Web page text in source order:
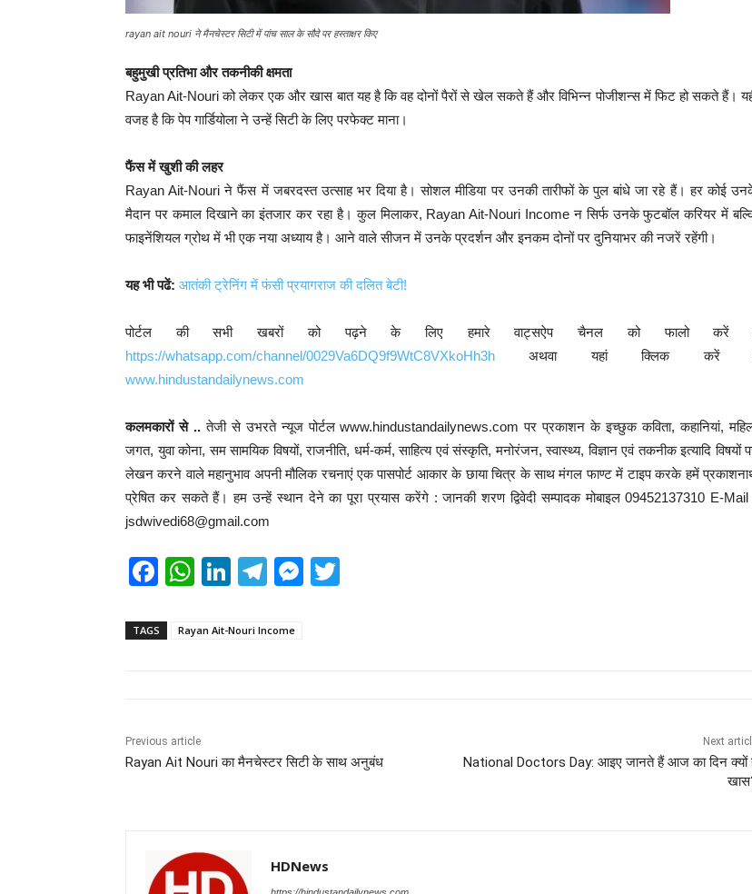
rayan ait nouri ने मैनचेस्टर सिटी में पांच साल के सौदे पर हस्ताक्षर किए
बहुमुखी प्रतिभा और तकनीकी क्षमता
Rayan Ait-Nouri को लेकर एक और खास बात यह है कि वह दोनों पैरों से खेल सकते हैं और विभिन्न पोजीशन्स में फिट हो सकते हैं।
वजह है कि पेप गार्डियोला ने उन्हें सिटी के लिए परफेक्ट माना।
फैंस में खुशी की लहर
Rayan Ait-Nouri ने फैंस में जबरदस्त उत्साह भर दिया है। सोशल मीडिया पर उनकी तारीफों के पुल बांधे जा रहे हैं। हर कोई
मैदान पर कमाल दिखाने का इंतजार कर रहा है। कुल मिलाकर, Rayan Ait-Nouri Income न सिर्फ उनके फुटबॉल करियर में
फाइनेंशियल ग्रोथ में भी एक नया अध्याय है। आने वाले सीजन में उनके प्रदर्शन और इनकम दोनों पर दुनियाभर की नजरें रहेंगी।
यह भी पढें: आतंकी ट्रेनिंग में फंसी प्रयागराज की दलित बेटी!
पोर्टल की सभी खबरों को पढ़ने के लिए हमारे वाट्सऐप चैनल को फालो करें
https://whatsapp.com/channel/0029Va6DQ9f9WtC8VXkoHh3h अथवा यहां क्लिक करें
www.hindustandailynews.com
कलमकारों से ..तेजी से उभरते न्यूज पोर्टल www.hindustandailynews.com पर प्रकाशन के इच्छुक कविता, कहानियां,
जगत, युवा कोना, सम सामयिक विषयों, राजनीति, धर्म-कर्म, साहित्य एवं संस्कृति, मनोरंजन, स्वास्थ्य, विज्ञान एवं तकनीक इत्यादि विषयों
लेखन करने वाले महानुभाव अपनी मौलिक रचनाएं एक पासपोर्ट आकार के छाया चित्र के साथ मंगल फाण्ट में टाइप करके हमें
प्रेषित कर सकते हैं। हम उन्हें स्थान देने का पूरा प्रयास करेंगे : जानकी शरण द्विवेदी सम्पादक मोबाइल 09452137310 E-Mail
jsdwivedi68@gmail.com
F
c
o
k
W
at
p
Li
k
T
e
M
er
TAGS Rayan Ait-Nouri Income
Previous article
Rayan Ait Nouri का मैनचेस्टर सिटी के साथ अनुबंध
Next
National Doctors Day: आइए जानते हैं आज का दिन क्यों
HDNews